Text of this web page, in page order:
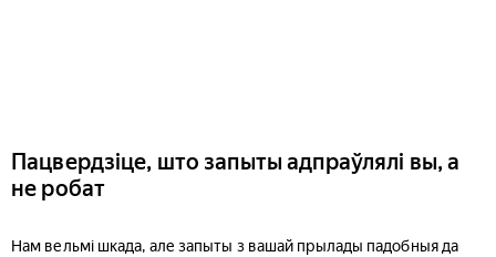
Пацвердзіце, што запыты адпраўлялі вы, а
не робат
Нам вельмі шкада, але запыты з вашай прылады падобныя да